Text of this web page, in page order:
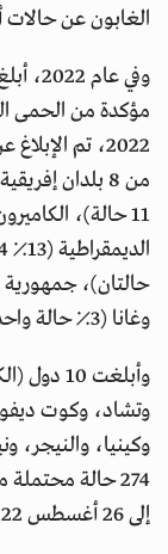
الغابون عن حالات
وفي
وغانا (3٪ حالة واحدة).
وأبلغت
وتشاد، وكوت
وكينيا،
إلى 26 أغسطس 2022.